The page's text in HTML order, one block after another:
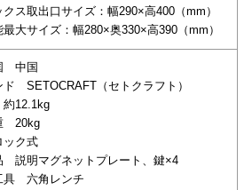
ス取出口サイズ：幅290×高400（mm）
大サイズ：幅280×奥330×高390（mm）
中国
ド SETOCRAFT（セトクラフト）
12.1kg
20kg
ック式
説明マグネットプレート、鍵×4
具 六角レンチ